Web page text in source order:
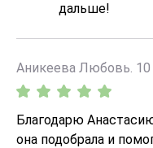
дальше!
Аникеева Любовь. 10
Благодарю
она подобрала и